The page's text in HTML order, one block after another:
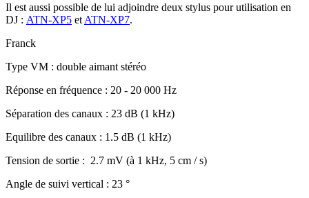
Il est aussi possible de lui adjoindre deux stylus pour utilisation en
DJ : ATN-XP5 et ATN-XP7.
Franck
Type VM : double aimant stéréo
Réponse en fréquence : 20 - 20 000 Hz
Séparation des canaux : 23 dB (1 kHz)
Equilibre des canaux : 1.5 dB (1 kHz)
Tension de sortie : 2.7 mV (à 1 kHz, 5 cm / s)
Angle de suivi vertical : 23 °